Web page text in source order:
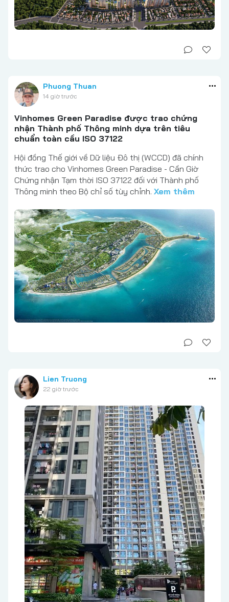
Phuong Thuan
14 giờ trước
Vinhomes Green Paradise được trao chứng
nhận Thành phố Thông minh dựa trên tiêu
chuẩn toàn cầu ISO 37122
Hội đồng Thế giới về Dữ liệu Đô thị (WCCD) đã chính
thức trao cho Vinhomes Green Paradise - Cần Giờ
Chứng nhận Tạm thời ISO 37122 đối với Thành phố
Thông minh theo Bộ chỉ số tùy chỉnh. Xem thêm
Lien Truong
22 giờ trước